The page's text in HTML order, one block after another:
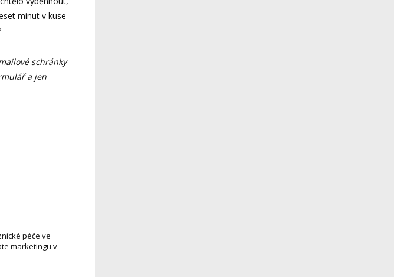
minut v kuse
schránky
a jen
péče ve
marketingu v